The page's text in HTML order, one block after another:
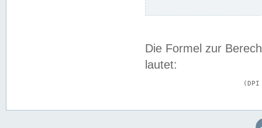
Die Formel zur
lautet: